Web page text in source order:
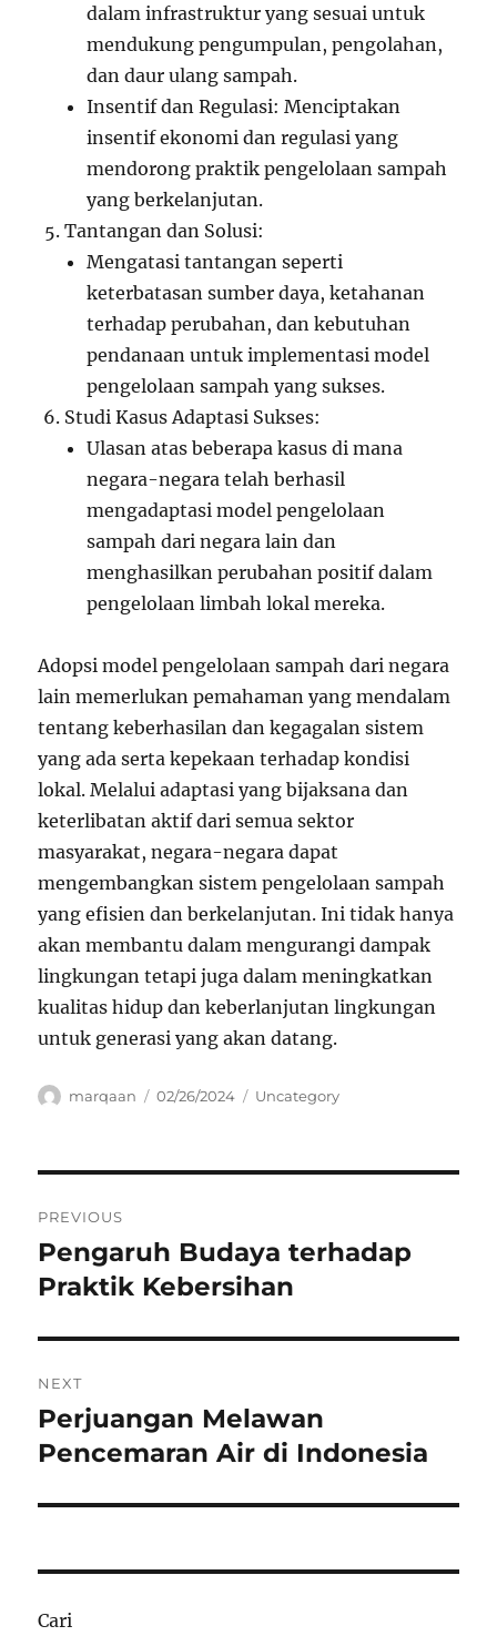
dalam infrastruktur yang sesuai untuk
mendukung pengumpulan, pengolahan,
dan daur ulang sampah.
Insentif dan Regulasi: Menciptakan
insentif ekonomi dan regulasi yang
mendorong praktik pengelolaan sampah
yang berkelanjutan.
Tantangan dan Solusi:
Mengatasi tantangan seperti
keterbatasan sumber daya, ketahanan
terhadap perubahan, dan kebutuhan
pendanaan untuk implementasi model
pengelolaan sampah yang sukses.
Studi Kasus Adaptasi Sukses:
Ulasan atas beberapa kasus di mana
negara-negara telah berhasil
mengadaptasi model pengelolaan
sampah dari negara lain dan
menghasilkan perubahan positif dalam
pengelolaan limbah lokal mereka.
Adopsi model pengelolaan sampah dari negara
lain memerlukan pemahaman yang mendalam
tentang keberhasilan dan kegagalan sistem
yang ada serta kepekaan terhadap kondisi
lokal. Melalui adaptasi yang bijaksana dan
keterlibatan aktif dari semua sektor
masyarakat, negara-negara dapat
mengembangkan sistem pengelolaan sampah
yang efisien dan berkelanjutan. Ini tidak hanya
akan membantu dalam mengurangi dampak
lingkungan tetapi juga dalam meningkatkan
kualitas hidup dan keberlanjutan lingkungan
untuk generasi yang akan datang.
Author
marqaan
Posted
02/26/2024 Categories
Uncategory
pos
PREVIOUS
Previous
post:
Pengaruh Budaya terhadap
Praktik Kebersihan
NEXT
Next
post:
Perjuangan Melawan
Pencemaran Air di Indonesia
Cari